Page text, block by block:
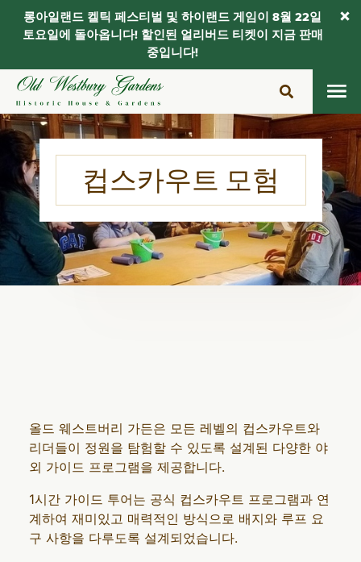
츠
로
뛰
기
컵스카우트 모험
올드 웨스트버리 가든은 모든 레벨의 컵스카우트와
리더들이 정원을 탐험할 수 있도록 설계된 다양한 야
외 가이드 프로그램을 제공합니다.
1시간 가이드 투어는 공식 컵스카우트 프로그램과 연
계하여 재미있고 매력적인 방식으로 배지와 루프 요
구 사항을 다루도록 설계되었습니다.
롱아일랜드 켈틱 페스티벌 및 하이랜드 게임이 8월 22일
토요일에 돌아옵니다! 할인된 얼리버드 티켓이 지금 판매
중입니다!